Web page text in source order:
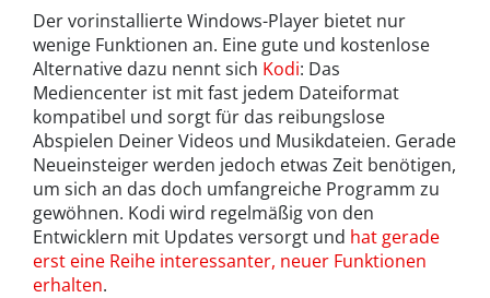
Der vorinstallierte Windows-Player bietet nur
wenige Funktionen an. Eine gute und kostenlose
Alternative dazu nennt sich Kodi: Das
Mediencenter ist mit fast jedem Dateiformat
kompatibel und sorgt für das reibungslose
Abspielen Deiner Videos und Musikdateien. Gerade
Neueinsteiger werden jedoch etwas Zeit benötigen,
um sich an das doch umfangreiche Programm zu
gewöhnen. Kodi wird regelmäßig von den
Entwicklern mit Updates versorgt und hat gerade
erst eine Reihe interessanter, neuer Funktionen
erhalten.